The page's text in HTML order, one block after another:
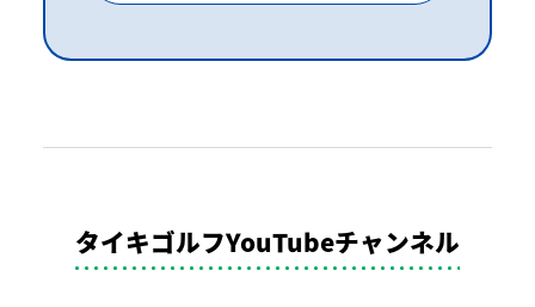
タイキゴルフYouTubeチャンネル